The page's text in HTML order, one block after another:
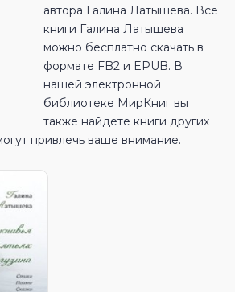
автора Галина Латышева. Все
книги Галина Латышева
можно бесплатно скачать в
формате FB2 и EPUB. В
нашей электронной
библиотеке МирКниг вы
также найдете книги других
привлечь ваше внимание.